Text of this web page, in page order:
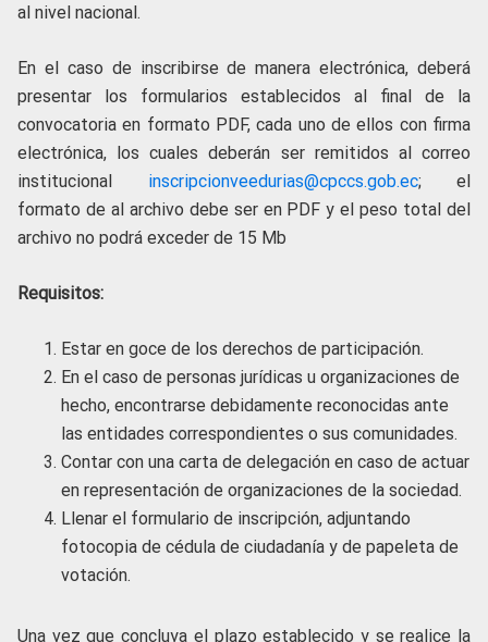
al nivel nacional.
En el caso de inscribirse de manera electrónica, deberá
presentar los formularios establecidos al final de la
convocatoria en formato PDF, cada uno de ellos con firma
electrónica, los cuales deberán ser remitidos al correo
institucional inscripcionveedurias@cpccs.gob.ec; el
formato de al archivo debe ser en PDF y el peso total del
archivo no podrá exceder de 15 Mb
Requisitos:
Estar en goce de los derechos de participación.
En el caso de personas jurídicas u organizaciones de
hecho, encontrarse debidamente reconocidas ante
las entidades correspondientes o sus comunidades.
Contar con una carta de delegación en caso de actuar
en representación de organizaciones de la sociedad.
Llenar el formulario de inscripción, adjuntando
fotocopia de cédula de ciudadanía y de papeleta de
votación.
Una vez que concluya el plazo establecido y se realice la